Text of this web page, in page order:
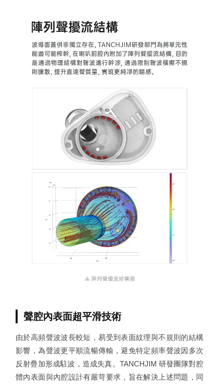
聲腔內表面超平滑技術
由於高頻聲波波長較短，易受到表面紋理與不規則的結構
影響，為聲波更平順流暢傳輸，避免特定頻率聲波因多次
反射疊加形成駐波，造成失真。TANCHJIM 研發團隊對腔
體內表面與內腔設計有嚴苛要求，旨在解決上述問題，同